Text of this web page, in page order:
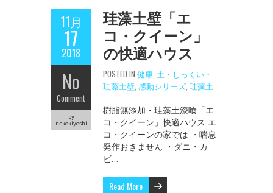
11月
17
2018
No
Comment
by
nekokiyoshi
珪藻土壁「エ
コ・クイーン」
の快適ハウス
POSTED IN 健康 土・しっくい・
珪藻土壁 感動シリーズ 珪藻土
樹脂無添加・珪藻土漆喰「エ
コ・クイーン」快適ハウス エ
コ・クイーンの家では ・喘息
発作おきません ・ダニ・カ
ビ…
Read More